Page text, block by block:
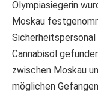
Olympiasiegerin
Moskau
Cannabisöl
zwischen Moskau
möglichen